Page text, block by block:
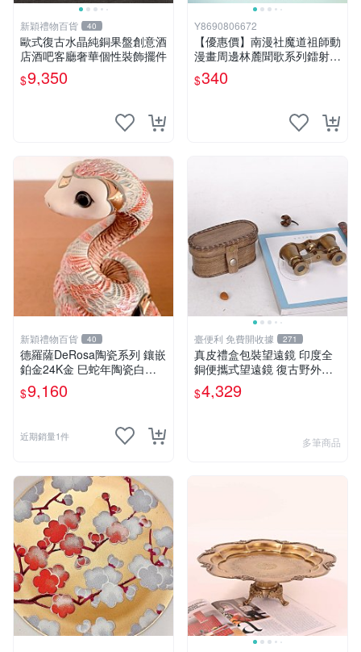
新穎禮物百貨 40
歐式復古水晶純銅果盤創意酒
店酒吧客廳奢華個性裝飾擺件
$9,350
Y8690806672
【優惠價】南漫社魔道祖師動
漫畫周邊林麓聞歌系列鐳射徽
章銀蔥胸章吧唧
$340
新穎禮物百貨 40
德羅薩DeRosa陶瓷系列 鑲嵌
鉑金24K金 巳蛇年陶瓷白擺
件歐式
$9,160
近期銷量1件
臺便利 免費開收據 271
真皮禮盒包裝望遠鏡 印度全
銅便攜式望遠鏡 復古野外送
禮贈品
$4,329
多筆商品